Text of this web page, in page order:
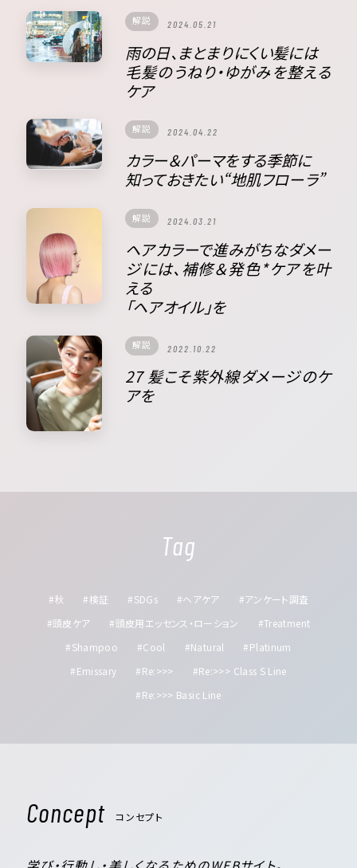
解説 2024.05.21
雨の日、まとまりにくい髪には
毛髪のうねり・ゆがみを整える
ケア
解説 2024.04.22
カラー＆パーマをする季節に
知っておきたい“地肌フローラ”
解説 2024.03.21
ヘアカラーで進みがちなダメー
ジには、補修＆発色*ケアを叶
える
「ヘアオイル」を
解説 2022.10.22
27 髪こそ紫外線ダメージのケ
アを
Tag
#秋 #検証 #SDGs #ヘアケア
#アンケート調査
#頭皮ケア
#頭皮用エッセンス・ローション
#Treatment
#Shampoo
#Cool #Natural
#Platinum
#Emissary
#Re:>>>
#Re:>>> Class S Line
#Re:>>> Basic Line
Concept コンセプト